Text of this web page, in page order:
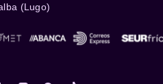
(Lugo)